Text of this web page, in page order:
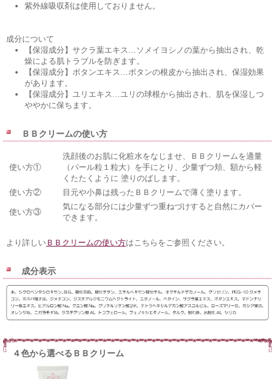
紫外線吸収剤は使用しておりません。
成分について
【保湿成分】サクラ葉エキス…ソメイヨシノの葉から抽出され、乾
燥による肌トラブルを防ぎます。
【保湿成分】ボタンエキス…ボタンの根皮から抽出され、保湿効果
があります。
【保湿成分】ユリエキス…ユリの球根から抽出され、肌を保湿しつ
ややかに保ちます。
ＢＢクリームの使い方
使い方①
洗顔後のお肌に化粧水をなじませ、ＢＢクリームを適量
（パール粒１粒大）を手にとり、少量ずつ頬、額から軽
くたたくように 塗りのばします。
使い方②
目元や小鼻は残ったＢＢクリームで薄く塗ります。
使い方③
気になる部分には少量ずつ重ねづけすると自然にカバー
できます。
より詳しい ＢＢクリームの使い方はこちらをご参照ください。
成分表示
４色から選べるＢＢクリーム